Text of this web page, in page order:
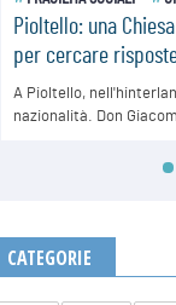
CATEGORIE